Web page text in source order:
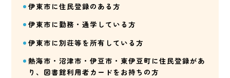
伊東市に住民登録のある方
伊東市に勤務・通学している方
伊東市に別荘等を所有している方
熱海市・沼津市・伊豆市・東伊豆町に住民登録があ
り、図書館利用者カードをお持ちの方